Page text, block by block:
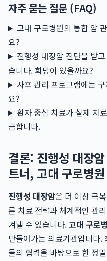
자주 묻는 질문 (FAQ)
고대 구로병원의 통합 암
요?
진행성 대장암 진단을 받
습니다. 희망이 있을까요?
사후 관리 프로그램에는
요?
환자 중심 치료가 실제 치
금합니다.
결론: 진행성 대장
트너, 고대 구로병원
진행성 대장암은 더 이상 극
른 치료 전략과 체계적인 관
겨낼 수 있습니다.고대 구로
만들어가는 의료기관입니다.
들의 협력을 바탕으로 한 정